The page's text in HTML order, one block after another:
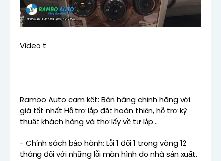
Video t
Rambo Auto cam kết: Bán hàng chính hãng với
giá tốt nhất Hỗ trợ lắp đặt hoàn thiện, hỗ trợ kỹ
thuật khách hàng và thợ lấy về tự lắp...
- Chính sách bảo hành: Lỗi 1 đổi 1 trong vòng 12
tháng đối với những lỗi màn hình do nhà sản xuất.